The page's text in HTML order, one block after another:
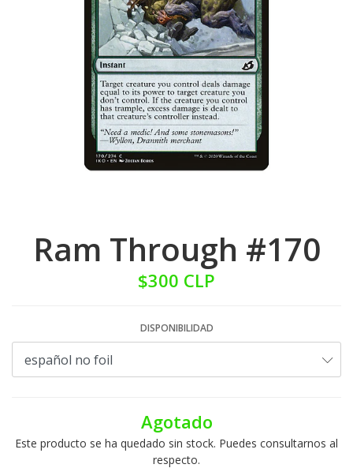
Ram Through #170
$300 CLP
DISPONIBILIDAD
Agotado
Este producto se ha quedado sin stock. Puedes consultarnos al
respecto.